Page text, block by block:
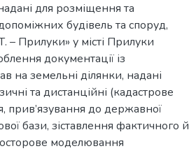
для розміщення та
будівель та споруд,
Прилуки» у місті Прилуки
документації із
земельні ділянки, надані
та дистанційні (кадастрове
прив’язування до державної
бази, зіставлення фактичного й
моделювання